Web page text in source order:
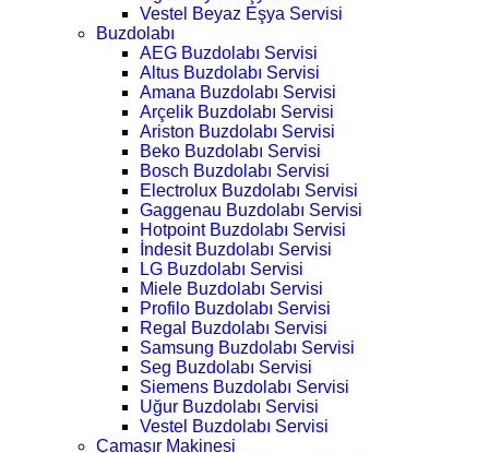
Vestel Beyaz Eşya Servisi
Buzdolabı
AEG Buzdolabı Servisi
Altus Buzdolabı Servisi
Amana Buzdolabı Servisi
Arçelik Buzdolabı Servisi
Ariston Buzdolabı Servisi
Beko Buzdolabı Servisi
Bosch Buzdolabı Servisi
Electrolux Buzdolabı Servisi
Gaggenau Buzdolabı Servisi
Hotpoint Buzdolabı Servisi
İndesit Buzdolabı Servisi
LG Buzdolabı Servisi
Miele Buzdolabı Servisi
Profilo Buzdolabı Servisi
Regal Buzdolabı Servisi
Samsung Buzdolabı Servisi
Seg Buzdolabı Servisi
Siemens Buzdolabı Servisi
Uğur Buzdolabı Servisi
Vestel Buzdolabı Servisi
Çamaşır Makinesi